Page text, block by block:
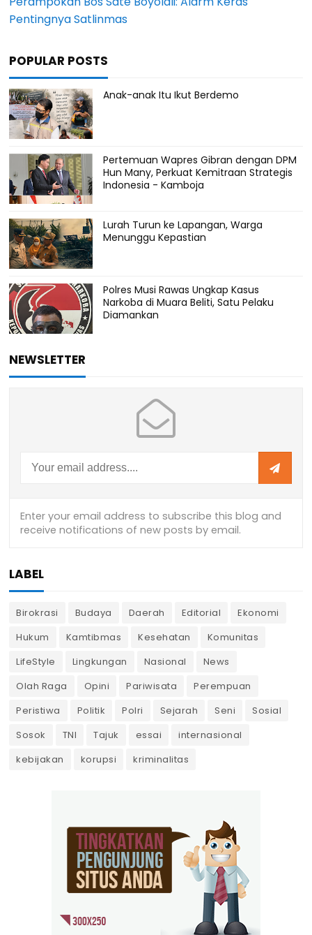
Pentingnya Satlinmas
POPULAR POSTS
Anak-anak Itu Ikut Berdemo
Pertemuan Wapres Gibran dengan DPM
Hun Many, Perkuat Kemitraan Strategis
Indonesia - Kamboja
Lurah Turun ke Lapangan, Warga
Menunggu Kepastian
Polres Musi Rawas Ungkap Kasus
Narkoba di Muara Beliti, Satu Pelaku
Diamankan
NEWSLETTER
LABEL
Birokrasi Budaya Daerah Editorial
Ekonomi
Hukum
Kamtibmas Kesehatan
Komunitas
LifeStyle
Lingkungan Nasional
News
Olah Raga
Opini Pariwisata
Perempuan
Peristiwa
Politik Polri Sejarah Seni
Sosial
Sosok
TNI Tajuk essai
internasional
kebijakan
korupsi kriminalitas